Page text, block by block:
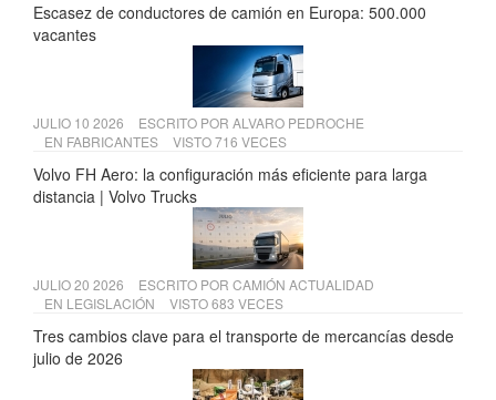
Escasez de conductores de camión en Europa: 500.000
vacantes
JULIO 10 2026 ESCRITO POR ALVARO PEDROCHE
EN FABRICANTES VISTO 716 VECES
Volvo FH Aero: la configuración más eficiente para larga
distancia | Volvo Trucks
JULIO 20 2026 ESCRITO POR CAMIÓN ACTUALIDAD
EN LEGISLACIÓN VISTO 683 VECES
Tres cambios clave para el transporte de mercancías desde
julio de 2026